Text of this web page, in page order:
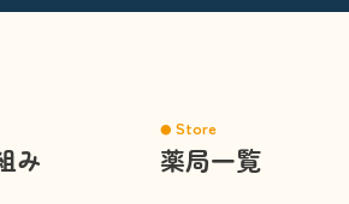
み
Store
薬局一覧